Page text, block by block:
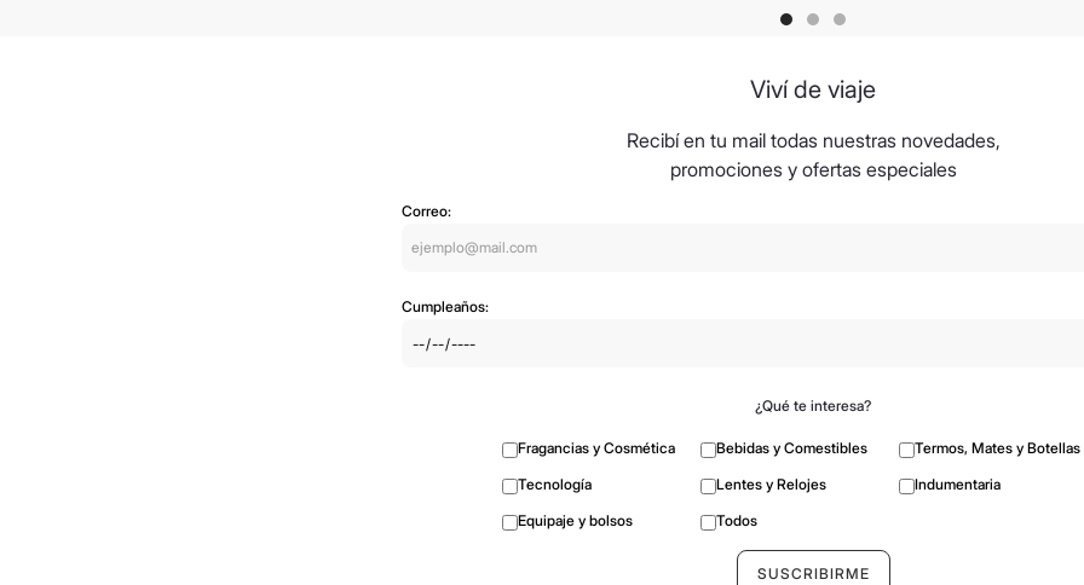
Viví de viaje
Recibí en tu mail todas nuestras novedades,
promociones y ofertas especiales
Correo:
Cumpleaños:
¿Qué te interesa?
Fragancias y Cosmética Bebidas y Comestibles
Termos, Mates y Botellas
Tecnología
Lentes y Relojes
Indumentaria
Equipaje y bolsos
Todos